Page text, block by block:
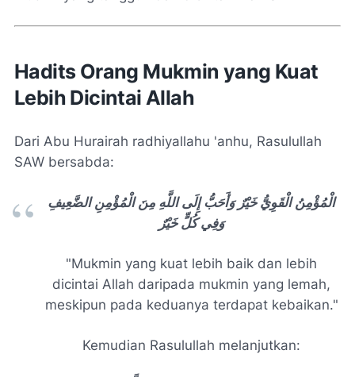
Hadits Orang Mukmin yang Kuat
Lebih Dicintai Allah
Dari Abu Hurairah radhiyallahu 'anhu, Rasulullah
SAW bersabda:
الْمُؤْمِنُ الْقَوِيُّ خَيْرٌ وَأَحَبُّ إِلَى اللَّهِ مِنَ الْمُؤْمِنِ الضَّعِيفِ
وَفِي كُلٍّ خَيْرٌ
"Mukmin yang kuat lebih baik dan lebih
dicintai Allah daripada mukmin yang lemah,
meskipun pada keduanya terdapat kebaikan."
Kemudian Rasulullah melanjutkan: